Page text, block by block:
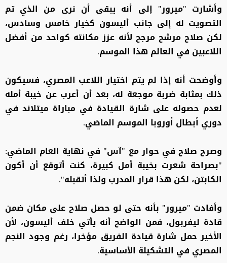
وأشارت "ميرور" إلى أنه يبقى أن نرى من الذي تم
التصويت له إلى جانب أليسون كخيار خامس وسادس،
لكن صلاح مرشح مرجح لأنه عزز مكانته كواحد من أفضل
اللاعبين في العالم هذا الموسم.
وأوضحت أنه إذا لم يتم اختيار اللاعب المصري، فسيكون
ذلك بمثابة ضربة موجعة له، بعد أن أعرب عن خيبة أمله
لعدم حصوله على شارة القيادة في مباراة ميتلاند في
دوري أبطال أوروبا الموسم الماضي.
وصرح صلاح في حوار مع "آس" في نهاية العام الماضي:
"بصراحة شعرت بخيبة أمل كبيرة، كنت أتوقع أن أكون
الكابتن، لكن هذا قرار المدرب ولذا أتقبله".
وأفادت "ميرور" بأنه حتى لو حصل صلاح على مكان ضمن
قادة ليفربول، فمن الواضح أنه يأتي خلف أليسون، لأن
الأخير حمل شارة قيادة الفريق مؤخرا، رغم وجود النجم
المصري في التشكيلة الأساسية.